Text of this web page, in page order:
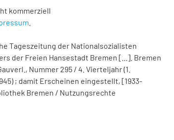
kommerziell
Tageszeitung der Nationalsozialisten
der Freien Hansestadt Bremen [...]. Bremen
Nummer 295 / 4. Vierteljahr (1.
; damit Erscheinen eingestellt, [1933-
Bremen / Nutzungsrechte